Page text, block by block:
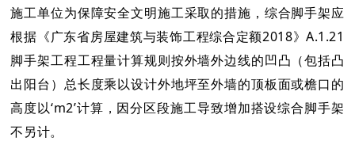
施工单位为保障安全文明施工采取的措施，综合脚手架应
根据《广东省房屋建筑与装饰工程综合定额2018》A.1.21
脚手架工程工程量计算规则按外墙外边线的凹凸（包括凸
出阳台）总长度乘以设计外地坪至外墙的顶板面或檐口的
高度以‘m2’计算，因分区段施工导致增加搭设综合脚手架
不另计。